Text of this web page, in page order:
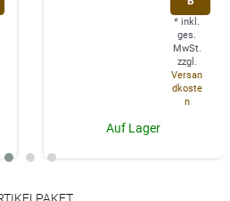
* inkl.
ges.
MwSt.
zzgl.
Versan
dkoste
n
Auf Lager